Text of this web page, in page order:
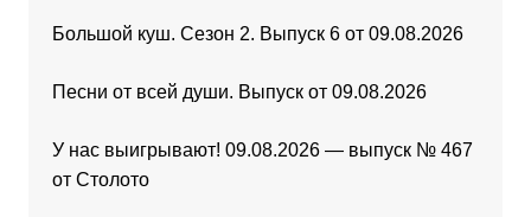
Большой куш. Сезон 2. Выпуск 6 от 09.08.2026
Песни от всей души. Выпуск от 09.08.2026
У нас выигрывают! 09.08.2026 — выпуск № 467
от Столото